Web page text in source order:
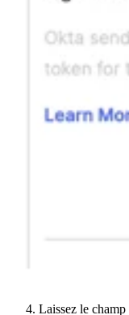
Laissez le champ